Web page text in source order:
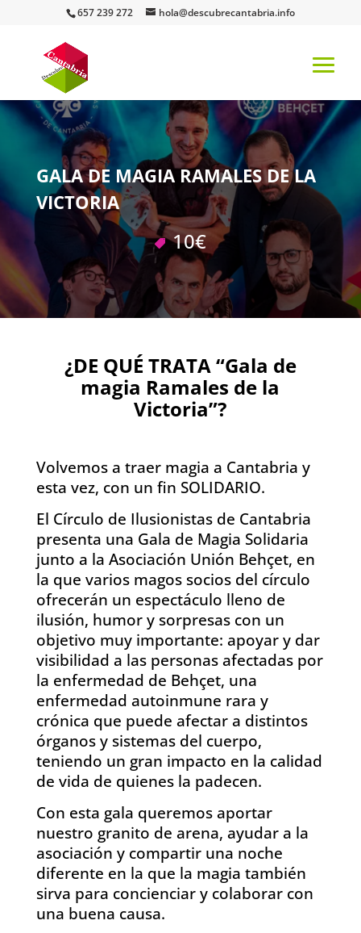
657 239 272 hola@descubrecantabria.info
GALA DE MAGIA RAMALES DE LA
VICTORIA
10€
¿DE QUÉ TRATA “Gala de
magia Ramales de la
Victoria”?
Volvemos a traer magia a Cantabria y
esta vez, con un fin SOLIDARIO.
El Círculo de Ilusionistas de Cantabria
presenta una Gala de Magia Solidaria
junto a la Asociación Unión Behçet, en
la que varios magos socios del círculo
ofrecerán un espectáculo lleno de
ilusión, humor y sorpresas con un
objetivo muy importante: apoyar y dar
visibilidad a las personas afectadas por
la enfermedad de Behçet, una
enfermedad autoinmune rara y
crónica que puede afectar a distintos
órganos y sistemas del cuerpo,
teniendo un gran impacto en la calidad
de vida de quienes la padecen.
Con esta gala queremos aportar
nuestro granito de arena, ayudar a la
asociación y compartir una noche
diferente en la que la magia también
sirva para concienciar y colaborar con
una buena causa.